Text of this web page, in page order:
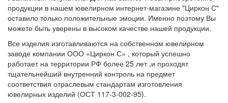
продукции в нашем ювелирном интернет-магазине "Циркон С"
оставило только положительные эмоции. Именно поэтому Вы
можете быть уверены в высоком качестве нашей продукции.
Все изделия изготавливаются на собственном ювелирном
заводе компании ООО «Циркон С» , который успешно
работает на территории РФ более 25 лет ,и проходят
тщательнейший внутренний контроль на предмет
соответствия отраслевым стандартам изготовления
ювелирных изделий (ОСТ 117-3-002-95).